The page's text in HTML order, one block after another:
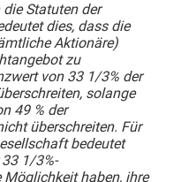
Statuten der
dies, dass die
Aktionäre)
zu
von 33 1/3% der
solange
49 % der
überschreiten. Für
bedeutet
1/3%-
Möglichkeit haben, ihre